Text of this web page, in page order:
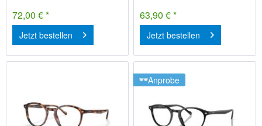
72,00 € *
Jetzt bestellen
63,90 € *
Jetzt bestellen
Anprobe